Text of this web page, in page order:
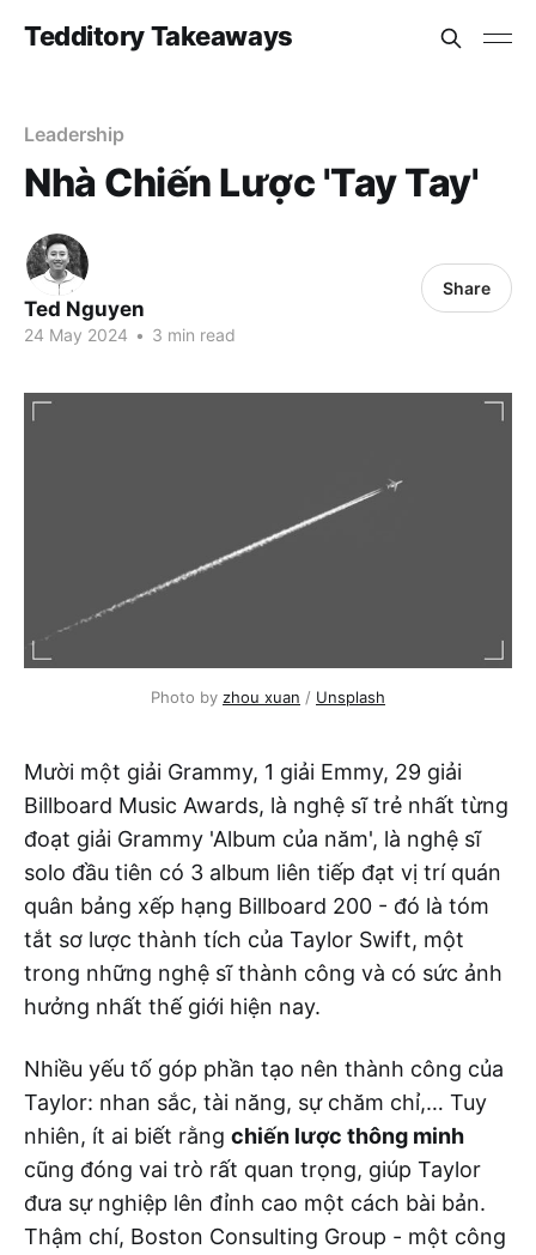
Tedditory Takeaways
Leadership
Nhà Chiến Lược 'Tay Tay'
Ted Nguyen
24 May 2024 • 3 min read
Share
Photo by zhou xuan / Unsplash
Mười một giải Grammy, 1 giải Emmy, 29 giải
Billboard Music Awards, là nghệ sĩ trẻ nhất từng
đoạt giải Grammy 'Album của năm', là nghệ sĩ
solo đầu tiên có 3 album liên tiếp đạt vị trí quán
quân bảng xếp hạng Billboard 200 - đó là tóm
tắt sơ lược thành tích của Taylor Swift, một
trong những nghệ sĩ thành công và có sức ảnh
hưởng nhất thế giới hiện nay.
Nhiều yếu tố góp phần tạo nên thành công của
Taylor: nhan sắc, tài năng, sự chăm chỉ,… Tuy
nhiên, ít ai biết rằng chiến lược thông minh
cũng đóng vai trò rất quan trọng, giúp Taylor
đưa sự nghiệp lên đỉnh cao một cách bài bản.
Thậm chí, Boston Consulting Group - một công